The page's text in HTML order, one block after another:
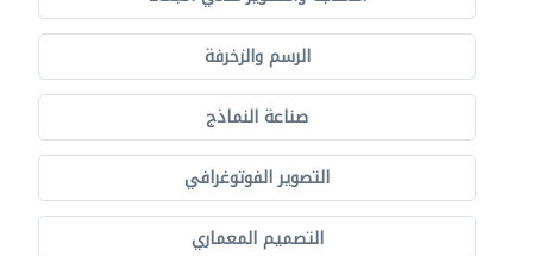
الرسم والزخرفة
صناعة النماذج
التصوير الفوتوغرافي
التصميم المعماري